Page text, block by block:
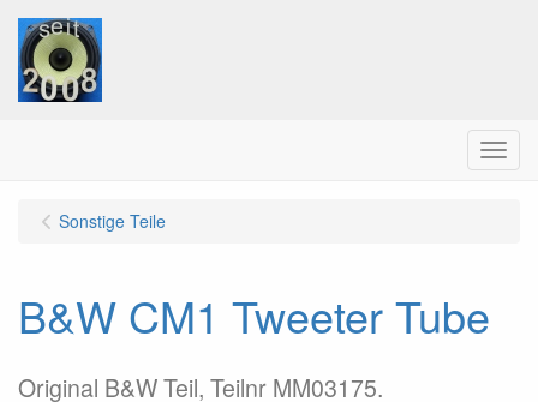
Menu
Sonstige Teile
B&W CM1 Tweeter Tube
Original B&W Teil, Teilnr MM03175.